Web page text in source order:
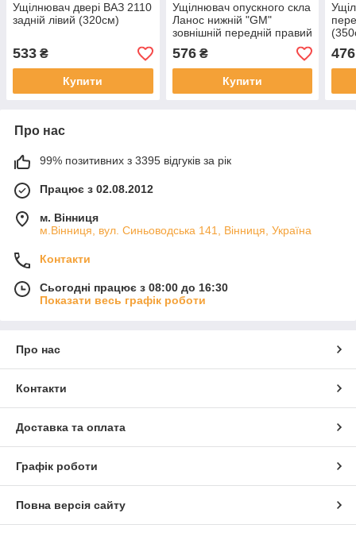
Ущілнювач двері ВАЗ 2110
задній лівий (320см)
533 ₴
Купити
Ущілнювач опускного скла
Ланос нижній "GM"
зовнішній передній правий
576₴
Купити
476
Про нас
99% позитивних з 3395 відгуків за рік
Працює з 02.08.2012
м. Вінниця
м.Вінниця, вул. Синьоводська 141, Вінниця, Україна
Контакти
Сьогодні працює з 08:00 до 16:30
Показати весь графік роботи
Про нас
Контакти
Доставка та оплата
Графік роботи
Повна версія сайту